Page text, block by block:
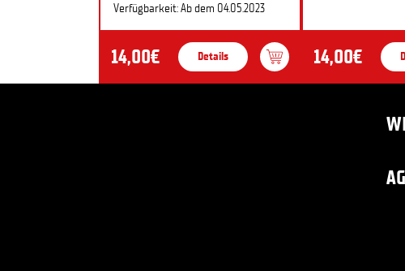
Verfügbarkeit: Ab dem 04.05.2023
14,00€ Details 14,00€